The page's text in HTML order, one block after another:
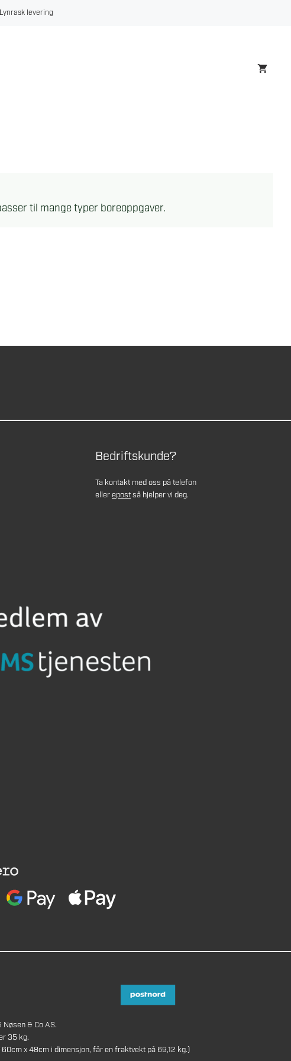
Lynrask levering
til mange typer boreoppgaver.
Bedriftskunde?
Ta kontakt med oss på telefon
ellerepostså hjelper vi deg.
& Co AS.
35 kg.
x 48cm i dimensjon, får en fraktvekt på 69,12 kg.)